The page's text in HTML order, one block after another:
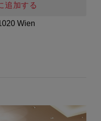
追加する
Wien